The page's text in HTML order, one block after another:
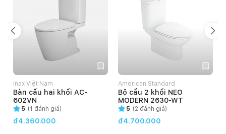
SF581 có độ bền cao lên đến hơn 10 năm. Bát sen 5 chế độ
massage sử dụng công nghệ hòa trộn khí vào nước, cùng kết
cấu dạng tổ ong giúp ổn định lưu lượng, tạo ra dòng nước êm
ái, đem đến trải nghiệm thư giãn cho người dùng.
Inax Việt Nam
Bàn cầu hai khối AC-
602VN
5 (1 đánh giá)
đ4.360.000
American Standard
Bộ cầu 2 khối NEO
MODERN 2630-WT
5 (2 đánh giá)
đ4.700.000